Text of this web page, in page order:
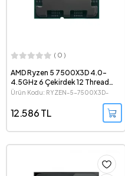
( 0 )
AMD Ryzen 5 7500X3D 4.0-
4.5GHz 6 Çekirdek 12 Thread
96MB Cache Soket AM5 Tray
Ürün Kodu: RYZEN-5-7500X3D-
12.586 TL